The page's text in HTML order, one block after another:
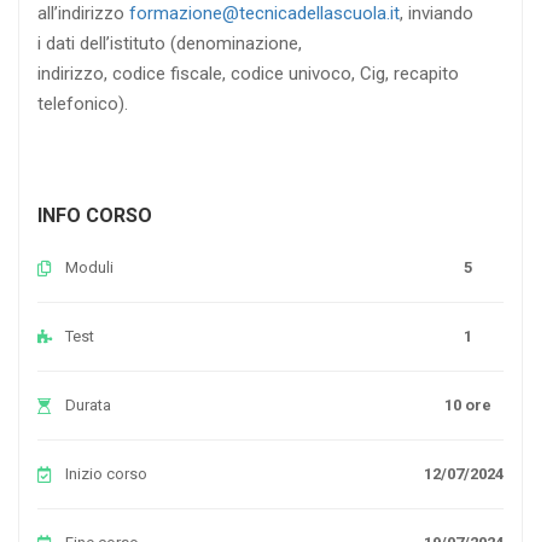
all’indirizzo formazione@tecnicadellascuola.it, inviando
i dati dell’istituto (denominazione,
indirizzo, codice fiscale, codice univoco, Cig, recapito
telefonico).
INFO CORSO
Moduli 5
Test 1
Durata 10 ore
Inizio corso 12/07/2024